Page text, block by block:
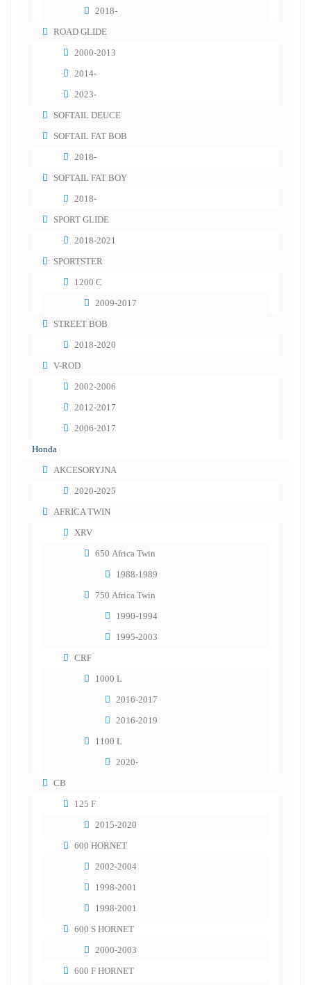
2018-
ROAD GLIDE
2000-2013
2014-
2023-
SOFTAIL DEUCE
SOFTAIL FAT BOB
2018-
SOFTAIL FAT BOY
2018-
SPORT GLIDE
2018-2021
SPORTSTER
1200 C
2009-2017
STREET BOB
2018-2020
V-ROD
2002-2006
2012-2017
2006-2017
Honda
AKCESORYJNA
2020-2025
AFRICA TWIN
XRV
650 Africa Twin
1988-1989
750 Africa Twin
1990-1994
1995-2003
CRF
1000 L
2016-2017
2016-2019
1100 L
2020-
CB
125 F
2015-2020
600 HORNET
2002-2004
1998-2001
1998-2001
600 S HORNET
2000-2003
600 F HORNET